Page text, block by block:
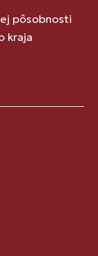
pôsobnosti
kraja